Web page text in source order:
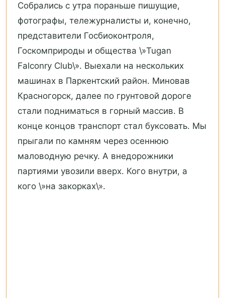
Cобрались с утра пораньше пишущие,
фотографы, тележурналисты и, конечно,
представители Госбиоконтроля,
Госкомприроды и общества \»Tugan
Falconry Club\». Выехали на нескольких
машинах в Паркентский район. Миновав
Красногорск, далее по грунтовой дороге
стали подниматься в горный массив. В
конце концов транспорт стал буксовать. Мы
прыгали по камням через осеннюю
маловодную речку. А внедорожники
партиями увозили вверх. Кого внутри, а
кого \»на закорках\».